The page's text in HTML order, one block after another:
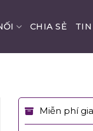
CHIA SẺ TIN
Miễn phí